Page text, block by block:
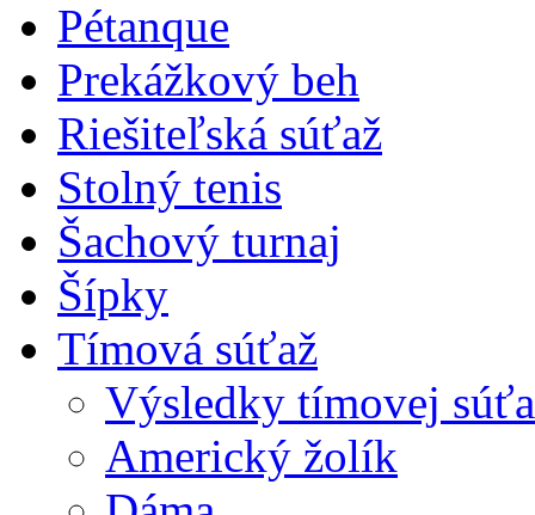
Pétanque
Prekážkový beh
Riešiteľská súťaž
Stolný tenis
Šachový turnaj
Šípky
Tímová súťaž
Výsledky tímovej
Americký žolík